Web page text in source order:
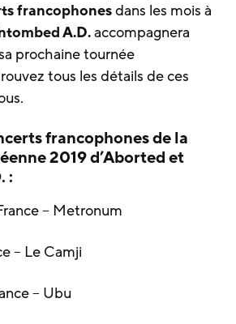
francophonesdans les mois à
A.D.accompagnera
prochaine tournée
tous les détails de ces
francophones de la
2019 d’Aborted et
:
– Metronum
– Le Camji
– Ubu